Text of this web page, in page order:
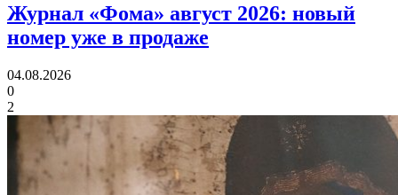
Журнал «Фома» август 2026: новый
номер уже в продаже
04.08.2026
0
2